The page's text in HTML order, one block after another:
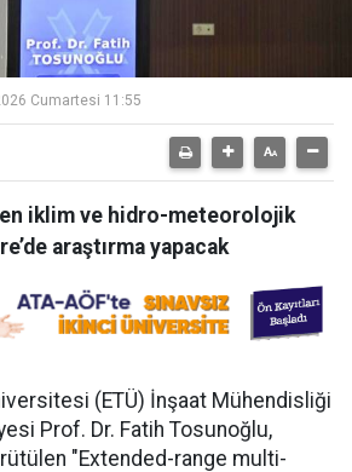
Cumartesi 11:55
iklim ve hidro-meteorolojik
araştırma yapacak
(ETÜ) İnşaat Mühendisliği
Prof. Dr. Fatih Tosunoğlu,
"Extended-range multi-